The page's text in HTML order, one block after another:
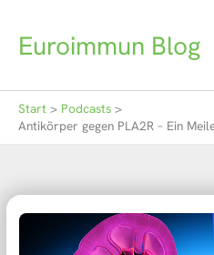
springenEuroimmun Blog
Start
Podcasts
Antikörper gegen PLA2R – Ein